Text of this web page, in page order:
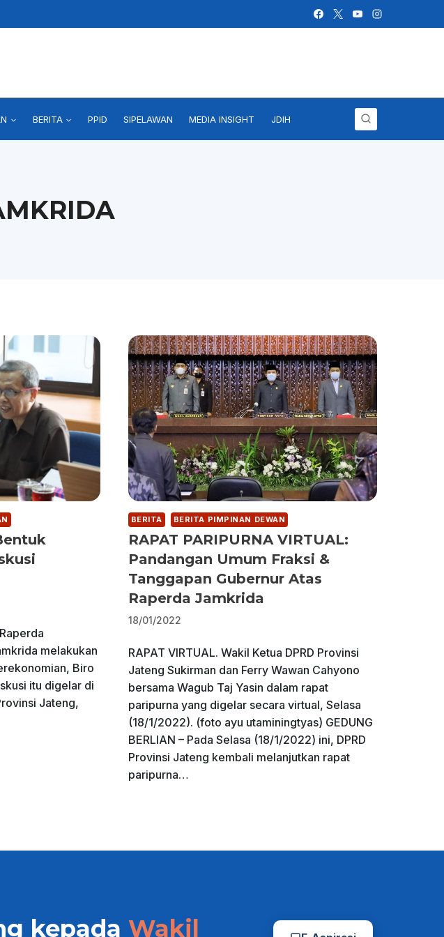
BERITA PPID SIPELAWAN MEDIA INSIGHT JDIH
melakukan
Biro
itu digelar di
Jateng,
BERITA BERITA PIMPINAN DEWAN
RAPAT PARIPURNA VIRTUAL:
Pandangan Umum Fraksi &
Tanggapan Gubernur Atas
Raperda Jamkrida
18/01/2022
RAPAT VIRTUAL. Wakil Ketua DPRD Provinsi
Jateng Sukirman dan Ferry Wawan Cahyono
bersama Wagub Taj Yasin dalam rapat
paripurna yang digelar secara virtual, Selasa
(18/1/2022). (foto ayu utaminingtyas) GEDUNG
BERLIAN – Pada Selasa (18/1/2022) ini, DPRD
Provinsi Jateng kembali melanjutkan rapat
paripurna…
kepada Wakil